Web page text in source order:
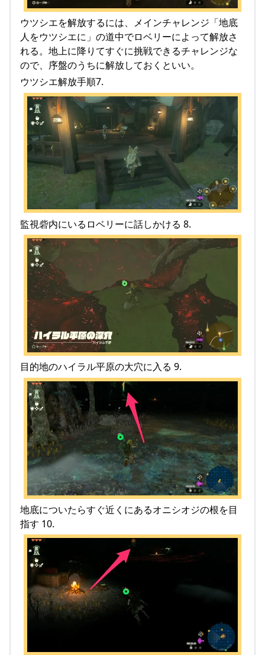
ウツシエを解放するには、メインチャレンジ「地底
人をウツシエに」の道中でロベリーによって解放さ
れる。地上に降りてすぐに挑戦できるチャレンジな
ので、序盤のうちに解放しておくといい。
ウツシエ解放手順7.
監視砦内にいるロベリーに話しかける 8.
目的地のハイラル平原の大穴に入る 9.
地底についたらすぐ近くにあるオニシオジの根を目
指す 10.